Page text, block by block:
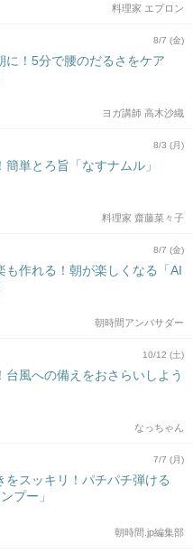
料理家 エプロン
8/7 (金)
に！5分で腰のだるさをケア
ヨガ講師 高木沙織
8/3 (月)
単とろ旨「なすナムル」
料理家 齋藤菜々子
8/7 (金)
も作れる！朝が楽しくなる「AI
朝時間アンバサダー
10/12 (土)
台風への備えをおさらいしよう
なっちゃん
7/7 (月)
をスッキリ！パチパチ弾ける
プー」
朝時間.jp編集部